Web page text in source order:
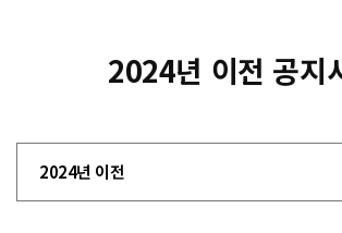
2024년 이전 공지
2024년 이전